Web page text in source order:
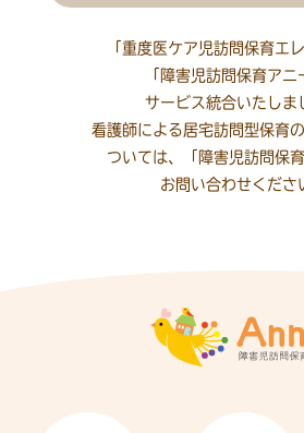
「重度医ケア児訪問保育エ
「障害児訪問保育アニ
サービス統合いたしま
看護師による居宅訪問型保育
ついては、「障害児訪問保
お問い合わせくださ